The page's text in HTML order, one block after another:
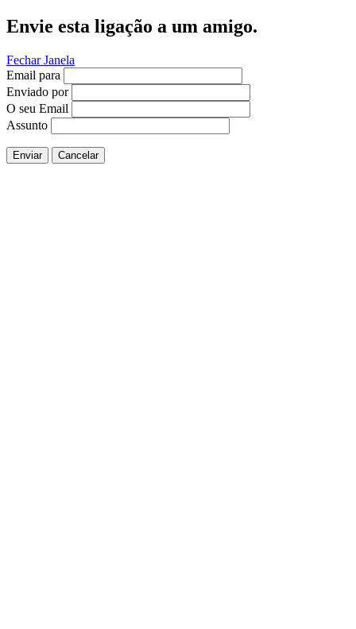
Envie esta ligação a um amigo.
Fechar Janela
Email para
Enviado por
O seu Email
Assunto
Enviar Cancelar